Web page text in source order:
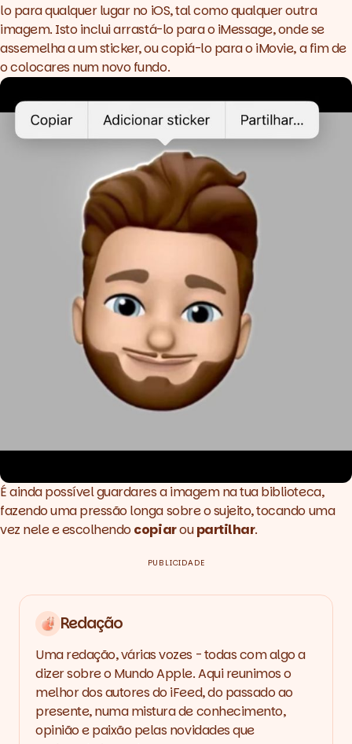
lo para qualquer lugar no iOS, tal como qualquer outra
imagem. Isto inclui arrastá-lo para o iMessage, onde se
assemelha a um sticker, ou copiá-lo para o iMovie, a fim de
o colocares num novo fundo.
É ainda possível guardares a imagem na tua biblioteca,
fazendo uma pressão longa sobre o sujeito, tocando uma
vez nele e escolhendocopiaroupartilhar.
PUBLICIDADE
Redação
Uma redação, várias vozes - todas com algo a
dizer sobre o Mundo Apple. Aqui reunimos o
melhor dos autores do iFeed, do passado ao
presente, numa mistura de conhecimento,
opinião e paixão pelas novidades que